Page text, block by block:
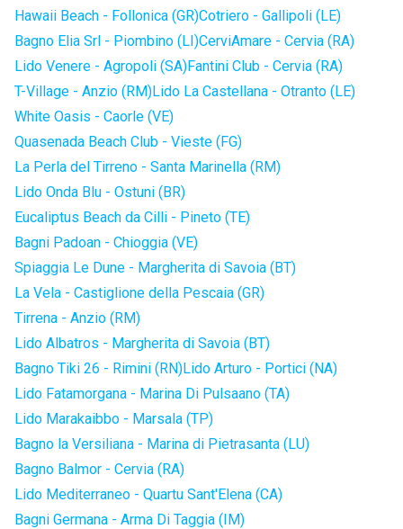
Hawaii Beach - Follonica (GR)Cotriero - Gallipoli (LE)
Bagno Elia Srl - Piombino (LI)CerviAmare - Cervia (RA)
Lido Venere - Agropoli (SA)Fantini Club - Cervia (RA)
T-Village - Anzio (RM)Lido La Castellana - Otranto (LE)
White Oasis - Caorle (VE)
Quasenada Beach Club - Vieste (FG)
La Perla del Tirreno - Santa Marinella (RM)
Lido Onda Blu - Ostuni (BR)
Eucaliptus Beach da Cilli - Pineto (TE)
Bagni Padoan - Chioggia (VE)
Spiaggia Le Dune - Margherita di Savoia (BT)
La Vela - Castiglione della Pescaia (GR)
Tirrena - Anzio (RM)
Lido Albatros - Margherita di Savoia (BT)
Bagno Tiki 26 - Rimini (RN)Lido Arturo - Portici (NA)
Lido Fatamorgana - Marina Di Pulsaano (TA)
Lido Marakaibbo - Marsala (TP)
Bagno la Versiliana - Marina di Pietrasanta (LU)
Bagno Balmor - Cervia (RA)
Lido Mediterraneo - Quartu Sant'Elena (CA)
Bagni Germana - Arma Di Taggia (IM)